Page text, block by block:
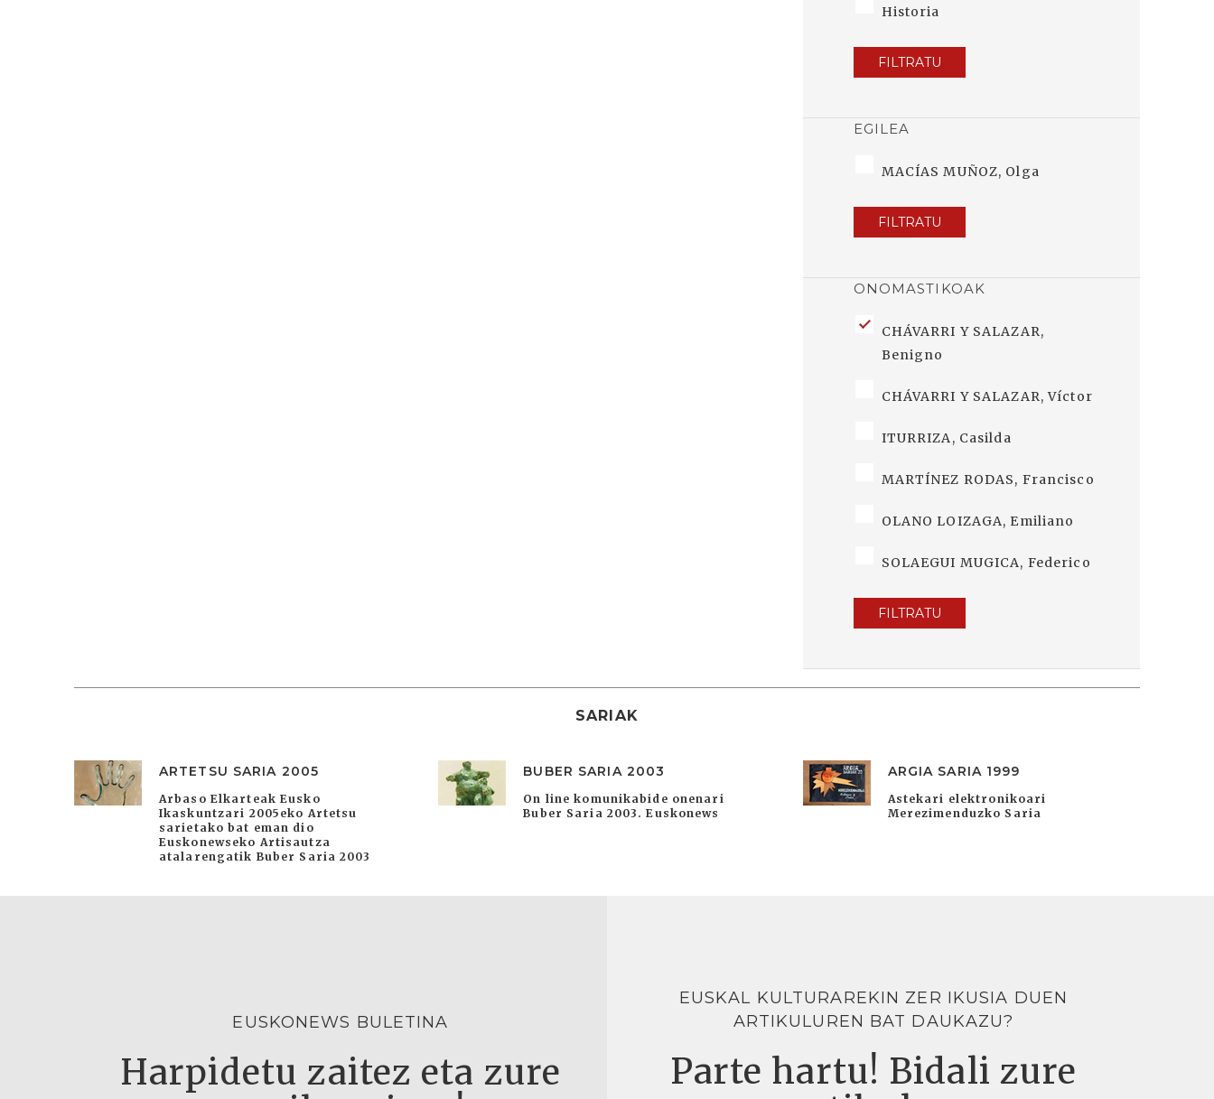
Historia
FILTRATU
EGILEA
MACÍAS MUÑOZ, Olga
FILTRATU
ONOMASTIKOAK
CHÁVARRI Y SALAZAR,
Benigno
CHÁVARRI Y SALAZAR, Víctor
ITURRIZA, Casilda
MARTÍNEZ RODAS, Francisco
OLANO LOIZAGA, Emiliano
SOLAEGUI MUGICA, Federico
FILTRATU
SARIAK
ARTETSU SARIA 2005
Arbaso Elkarteak Eusko
Ikaskuntzari 2005eko Artetsu
sarietako bat eman dio
Euskonewseko Artisautza
atalarengatik Buber Saria 2003
BUBER SARIA 2003
On line komunikabide onenari
Buber Saria 2003. Euskonews
ARGIA SARIA 1999
Astekari elektronikoari
Merezimenduzko Saria
EUSKONEWS BULETINA
Harpidetu zaitez eta zure
EUSKAL KULTURAREKIN ZER IKUSIA DUEN
ARTIKULUREN BAT DAUKAZU?
Parte hartu! Bidali zure